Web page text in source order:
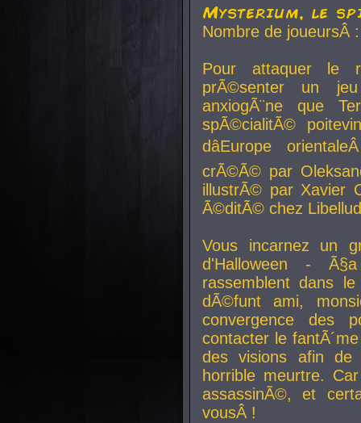
Mysterium, le
Nombre de
Pour attaquer le
prÃ©senter un
anxiogÃ¨ne que
spÃ©cialitÃ©
dâEurope
crÃ©Ã© par
illustrÃ© par Xavier
Ã©ditÃ© chez
Vous incarnez un
d'Halloween -
rassemblent dans
dÃ©funt ami,
convergence des
contacter le
des visions afin
horrible meurtre.
assassinÃ©, et
vousÂ !